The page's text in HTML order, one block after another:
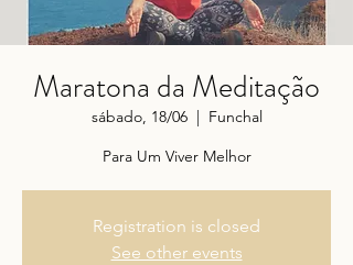
Maratona da Meditação
sábado, 18/06
  |
Funchal
Para Um Viver Melhor
Registration is closed
See other events